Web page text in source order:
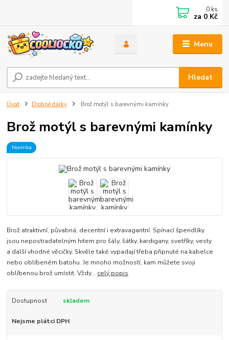
Menu
Hledat
0 ks
za 0 Kč
Úvod Drobné dárky Brož motýl s barevnými kamínky
Brož motýl s barevnými kamínky
Novinka
Brož atraktivní, půvabná, decentní i extravagantní. Spínací špendlíky
jsou nepostradatelným hitem pro šály, šátky, kardigany, svetříky, vesty
a další vhodné věcičky. Skvěle také vypadají třeba připnuté na kabelce
nebo oblíbeném batohu. Je mnoho možností, kam můžete svoji
oblíbenou brož umístit. Vždy... celý popis
Dostupnost skladem
Nejsme plátci DPH